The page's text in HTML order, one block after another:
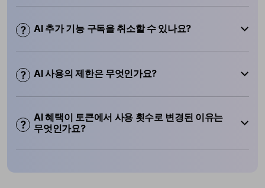
AI 추가 기능 구독을 취소할 수 있나요?
AI 사용의 제한은 무엇인가요?
AI 혜택이 토큰에서 사용 횟수로 변경된 이유는
무엇인가요?